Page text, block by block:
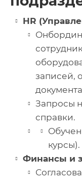
HR
записей,
Запросы
справки.
курсы).
Финансы и